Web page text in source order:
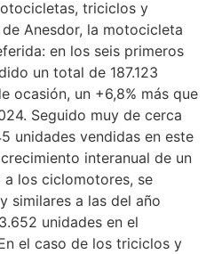
triciclos y
Anesdor, la motocicleta
en los seis primeros
un total de 187.123
ocasión, un +6,8% más que
Seguido muy de cerca
unidades vendidas en este
interanual de un
a los ciclomotores, se
similares a las del año
unidades en el
el caso de los triciclos y